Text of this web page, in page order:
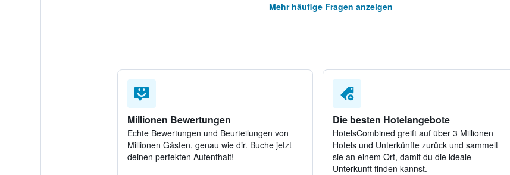
Mehr häufige Fragen anzeigen
Millionen Bewertungen
Echte Bewertungen und Beurteilungen von
Millionen Gästen, genau wie dir. Buche jetzt
deinen perfekten Aufenthalt!
Die besten Hotelangebote
HotelsCombined greift auf über 3 Millionen
Hotels und Unterkünfte zurück und sammelt
sie an einem Ort, damit du die ideale
Unterkunft finden kannst.